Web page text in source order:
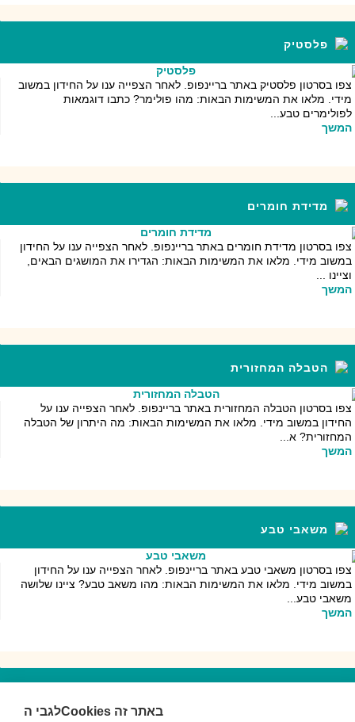
פלסטיק
צפו בסרטון פלסטיק באתר בריינפופ. לאחר הצפייה ענו על החידון במשוב
מידי. מלאו את המשימות הבאות: מהו פולימר? כתבו דוגמאות
לפולימרים טבע...
המשך
מדידת חומרים
צפו בסרטון מדידת חומרים באתר בריינפופ. לאחר הצפייה ענו על החידון
במשוב מידי. מלאו את המשימות הבאות: הגדירו את המושגים הבאים,
וציינו ...
המשך
הטבלה המחזורית
צפו בסרטון הטבלה המחזורית באתר בריינפופ. לאחר הצפייה ענו על
החידון במשוב מידי. מלאו את המשימות הבאות: מה היתרון של הטבלה
המחזורית? א...
המשך
משאבי טבע
צפו בסרטון משאבי טבע באתר בריינפופ. לאחר הצפייה ענו על החידון
במשוב מידי. מלאו את המשימות הבאות: מהו משאב טבע? ציינו שלושה
משאבי טבע...
המשך
לגבי הCookies באתר זה